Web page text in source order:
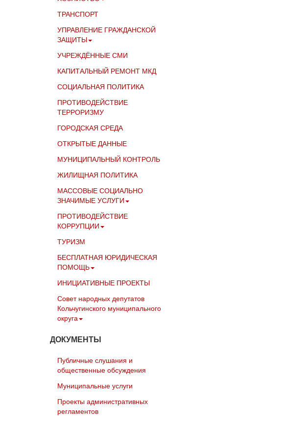
ТРАНСПОРТ
УПРАВЛЕНИЕ ГРАЖДАНСКОЙ
ЗАЩИТЫ
УЧРЕЖДЁННЫЕ СМИ
КАПИТАЛЬНЫЙ РЕМОНТ МКД
СОЦИАЛЬНАЯ ПОЛИТИКА
ПРОТИВОДЕЙСТВИЕ
ТЕРРОРИЗМУ
ГОРОДСКАЯ СРЕДА
ОТКРЫТЫЕ ДАННЫЕ
МУНИЦИПАЛЬНЫЙ КОНТРОЛЬ
ЖИЛИЩНАЯ ПОЛИТИКА
МАССОВЫЕ СОЦИАЛЬНО
ЗНАЧИМЫЕ УСЛУГИ
ПРОТИВОДЕЙСТВИЕ
КОРРУПЦИИ
ТУРИЗМ
БЕСПЛАТНАЯ ЮРИДИЧЕСКАЯ
ПОМОЩЬ
ИНИЦИАТИВНЫЕ ПРОЕКТЫ
Совет народных депутатов
Кольчугинского муниципального
округа
ДОКУМЕНТЫ
Публичные слушания и
общественные обсуждения
Муниципальные услуги
Проекты административных
регламентов